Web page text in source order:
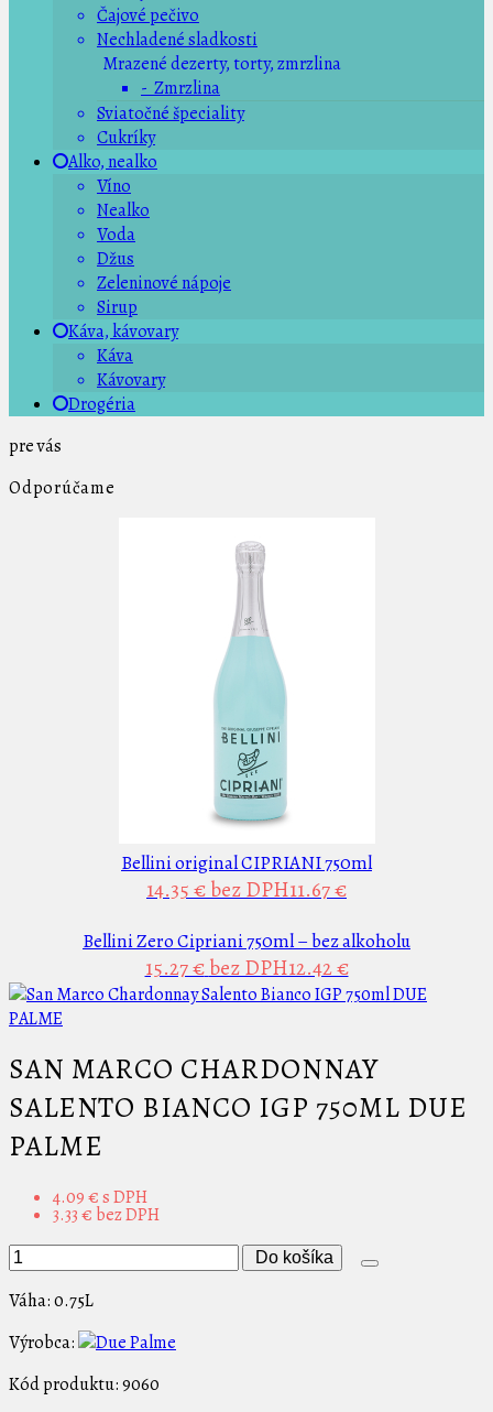
Čajové pečivo
Nechladené sladkosti
Mrazené dezerty, torty, zmrzlina
- Zmrzlina
Sviatočné špeciality
Cukríky
Alko, nealko
Víno
Nealko
Voda
Džus
Zeleninové nápoje
Sirup
Káva, kávovary
Káva
Kávovary
Drogéria
pre vás
Odporúčame
Bellini original CIPRIANI 750ml
14.35 €bez DPH11.67 €
Bellini Zero Cipriani 750ml – bez alkoholu
15.27 € bez DPH12.42 €
SAN MARCO CHARDONNAY
SALENTO BIANCO IGP 750ML DUE
PALME
4.09 €s DPH
3.33 € bez DPH
Do košíka
Váha:0.75L
Výrobca:
Kód produktu:9060